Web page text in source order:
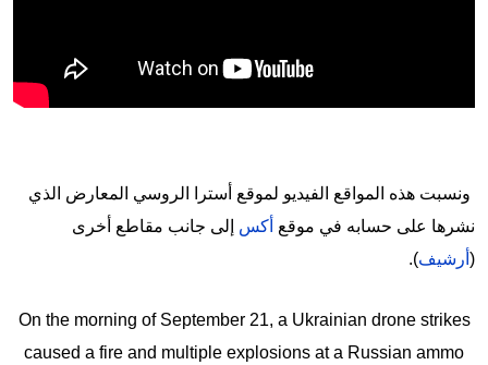
ونسبت هذه المواقع الفيديو لموقع أسترا الروسي المعارض الذي
نشرها على حسابه في موقع أكس إلى جانب مقاطع أخرى
( أرشيف).
On the morning of September 21, a Ukrainian drone strikes
caused a fire and multiple explosions at a Russian ammo